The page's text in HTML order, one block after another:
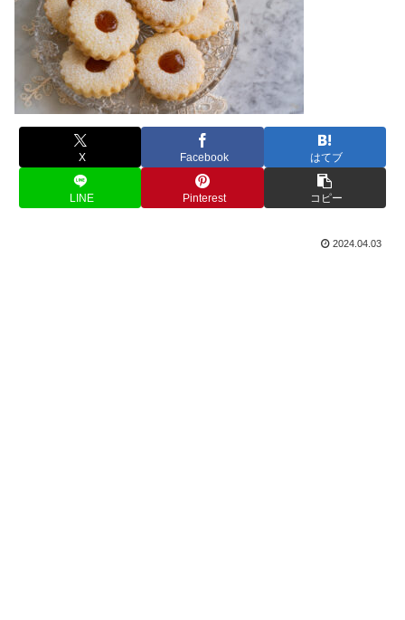
X Facebook はてブ
LINE Pinterest コピー
2024.04.03